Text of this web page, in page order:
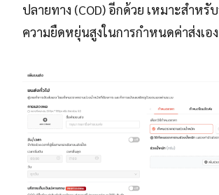
ปลายทาง (COD) อีกด้วย เหมาะสำหรั
ความยืดหยุ่นสูงในการกำหนดค่าส่งเอง